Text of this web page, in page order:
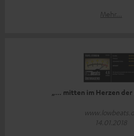
Mehr...
„… mitten im Herzen der
14.01.2018